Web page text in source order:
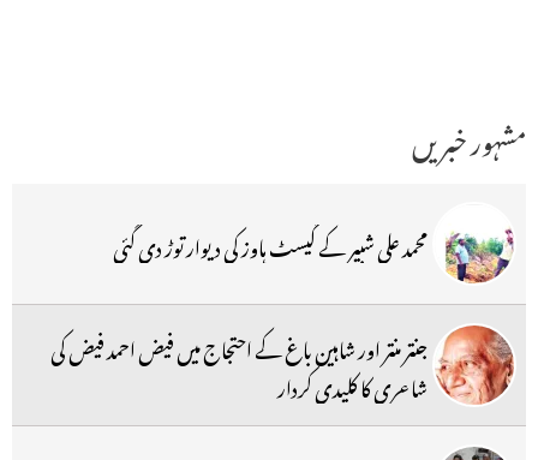
مشہور خبریں
محمد علی شبیر کے گیسٹ ہاوز کی دیوار توڑ دی گئی
جنتر منتر اور شاہین باغ کے احتجاج میں فیض احمد فیض کی
شاعری کا کلیدی کردار